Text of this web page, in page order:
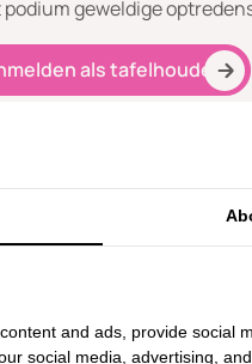
podium geweldige
als tafelhouder
Nederland de
Care Foundation het
gespecialiseerde
onder één dak
and ads, provide social
social media, advertising,